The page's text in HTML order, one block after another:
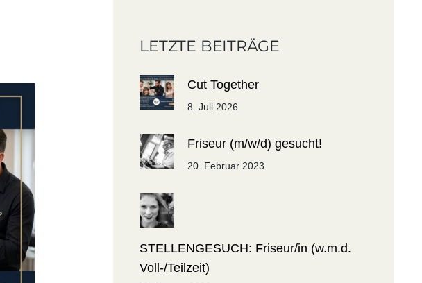
LETZTE BEITRÄGE
Cut Together
8. Juli 2026
Friseur (m/w/d) gesucht!
20. Februar 2023
STELLENGESUCH: Friseur/in (w.m.d.
Voll-/Teilzeit)